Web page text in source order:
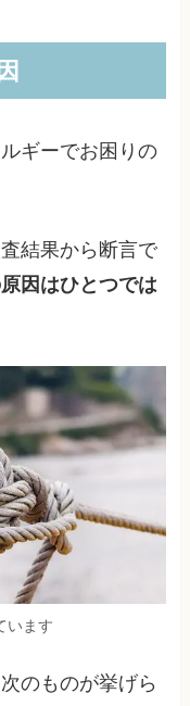
ギーでお困りの
結果から断言で
因はひとつでは
います
のものが挙げら